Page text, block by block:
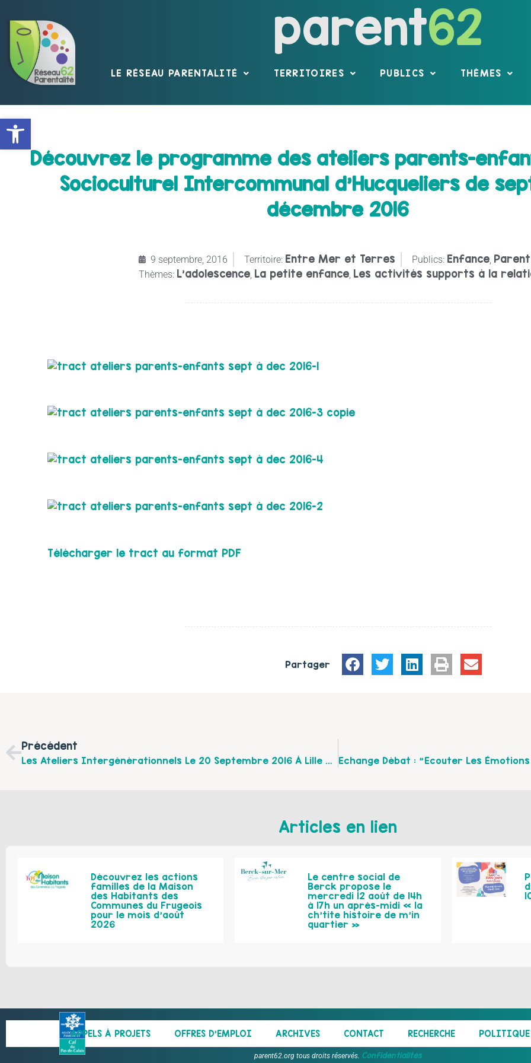
Ouvrir la barre d’outils
parent62
LE RÉSEAU PARENTALITÉ TERRITOIRES PUBLICS THÈMES
Découvrez le programme des ateliers parents-
Socioculturel Intercommunal d'Hucqueliers de
décembre 2016
9 septembre, 2016 Territoire: Entre Mer et Terres Publics: Enfance
Thèmes: L’adolescence, La petite enfance, Les activités supports à la
Télécharger le tract au format PDF
Partager
Précédent
Les Ateliers Intergénérationnels Le 20 Septembre 2016 À Lille De 10 H 00 À 16 H 00
Articles en lien
Découvrez les actions
familles de la Maison
des Habitants des
Communes du Frugeois
pour le mois d’août
2026
Le centre social de
Berck propose le
mercredi 12 août de 14h
à 17h un après-midi « la
ch’tite histoire de m’in
quartier »
APPELS À PROJETS OFFRES D’EMPLOI ARCHIVES CONTACT RECHERCHE POLITIQUE
parent62.org tous droits réservés. Confidentialités